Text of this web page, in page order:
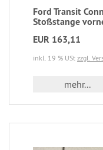
Ford Transit
Stoßstange
EUR 163,11
inkl. 19 % USt zzgl.
mehr...